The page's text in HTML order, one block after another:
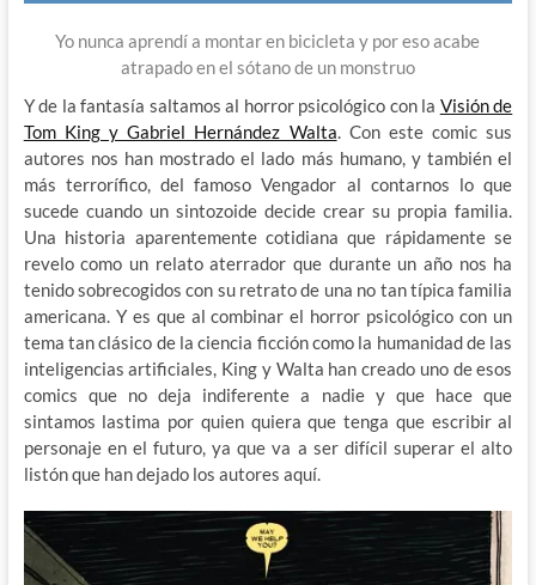
Yo nunca aprendí a montar en bicicleta y por eso acabe
atrapado en el sótano de un monstruo
Y de la fantasía saltamos al horror psicológico con la Visión de
Tom King y Gabriel Hernández Walta. Con este comic sus
autores nos han mostrado el lado más humano, y también el
más terrorífico, del famoso Vengador al contarnos lo que
sucede cuando un sintozoide decide crear su propia familia.
Una historia aparentemente cotidiana que rápidamente se
revelo como un relato aterrador que durante un año nos ha
tenido sobrecogidos con su retrato de una no tan típica familia
americana. Y es que al combinar el horror psicológico con un
tema tan clásico de la ciencia ficción como la humanidad de las
inteligencias artificiales, King y Walta han creado uno de esos
comics que no deja indiferente a nadie y que hace que
sintamos lastima por quien quiera que tenga que escribir al
personaje en el futuro, ya que va a ser difícil superar el alto
listón que han dejado los autores aquí.